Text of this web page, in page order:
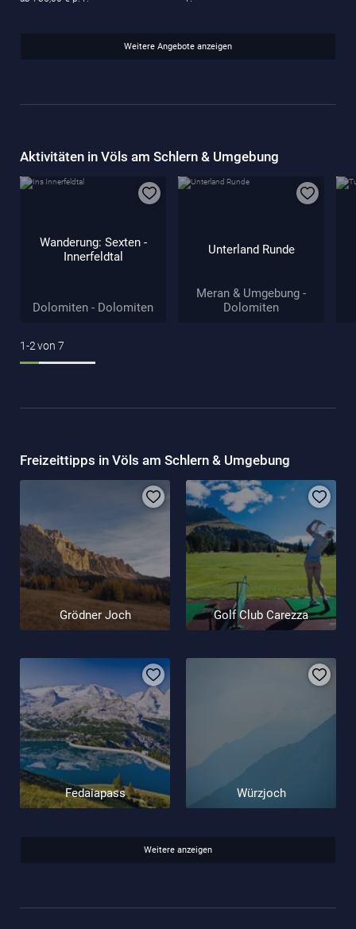
Weitere Angebote anzeigen
Aktivitäten in Völs am Schlern & Umgebung
Wanderung: Sexten -
Innerfeldtal
Dolomiten - Dolomiten
Unterland Runde
Meran & Umgebung -
Dolomiten
1-2von 7
Freizeittipps in Völs am Schlern & Umgebung
Grödner Joch Golf Club Carezza
Fedaiapass Würzjoch
Weitere anzeigen